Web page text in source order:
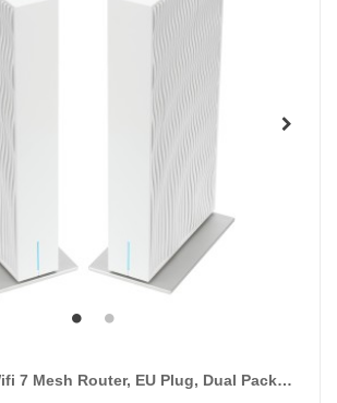
7 Mesh Router, EU Plug, Dual Pack